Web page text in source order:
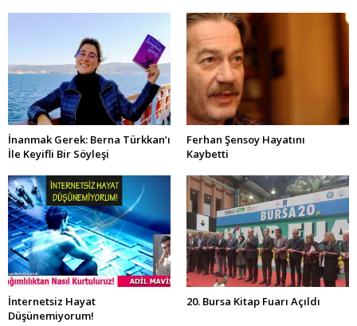
İnanmak Gerek: Berna Türkkan’ı
İle Keyifli Bir Söyleşi
Ferhan Şensoy Hayatını
Kaybetti
İnternetsiz Hayat
Düşünemiyorum!
20. Bursa Kitap Fuarı Açıldı